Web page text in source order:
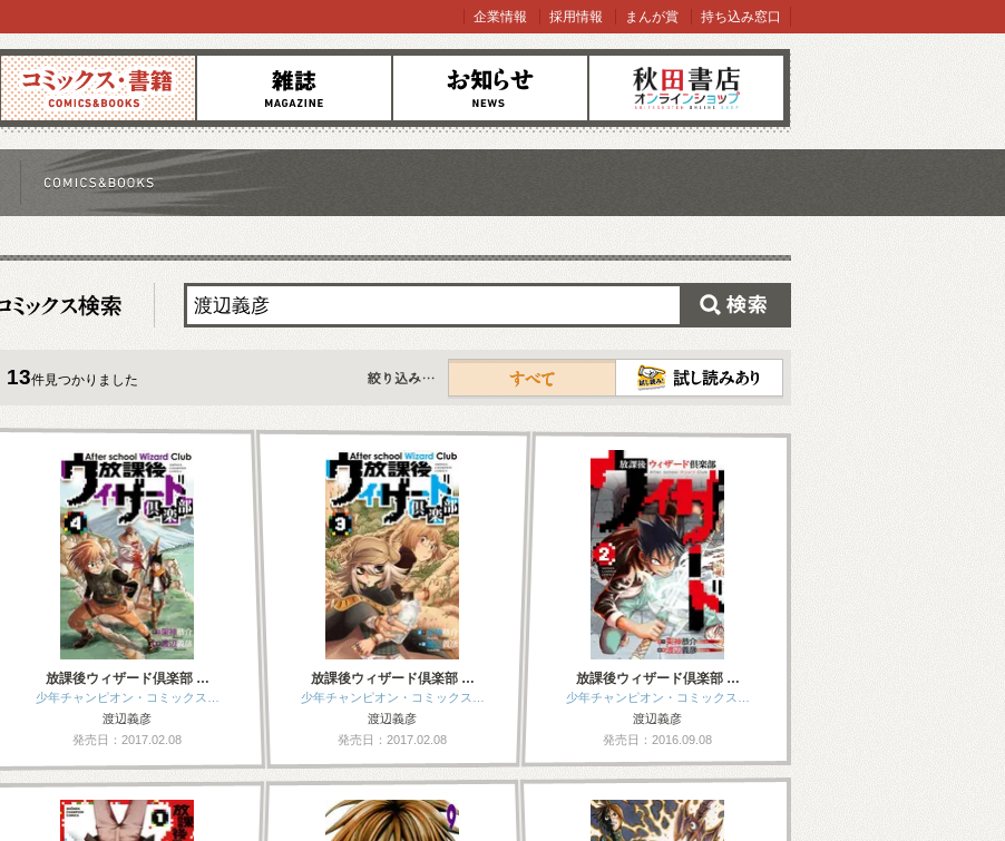
コミックス 雑誌 お知らせ オンラインショップ
企業情報 採用情報 まんが賞 持ち込み窓口
13件見つかりました
すべて
放課後ウィザード倶楽部 …
少年チャンピオン・コミックス…
渡辺義彦
発売日：2017.02.08
放課後ウィザード倶楽部 …
少年チャンピオン・コミックス…
渡辺義彦
発売日：2017.02.08
放課後ウィザード倶楽部 …
少年チャンピオン・コミックス…
渡辺義彦
発売日：2016.09.08